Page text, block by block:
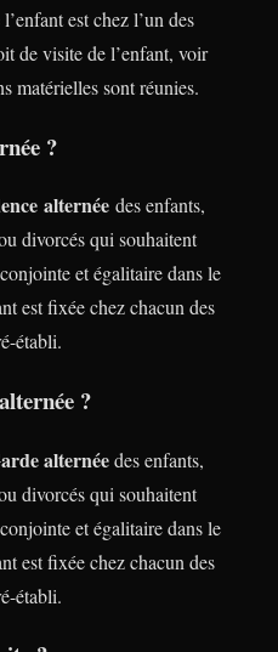
est chez l’un des
de visite de l’enfant, voir
matérielles sont réunies.
?
alternée des enfants,
divorcés qui souhaitent
et égalitaire dans le
est fixée chez chacun des
établi.
?
alternéedes enfants,
divorcés qui souhaitent
et égalitaire dans le
est fixée chez chacun des
établi.